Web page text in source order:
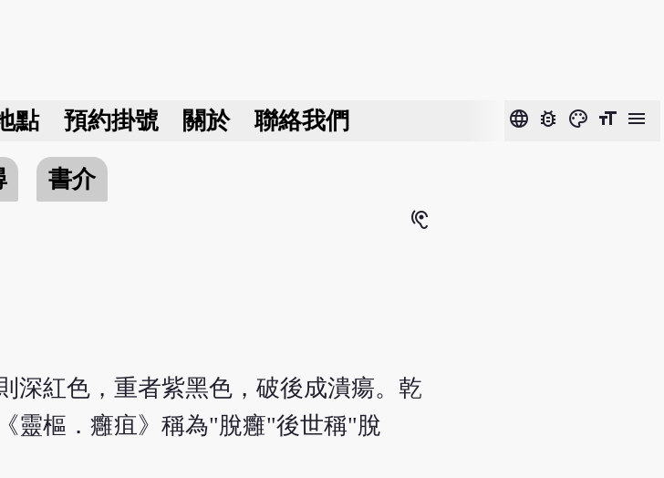
點 預約掛號 關於 聯絡我們 language bug_report color_lens format_size menu
書介
hearing
深紅色，重者紫黑色，破後成潰瘍。乾
靈樞．癰疽》稱為"脫癰"後世稱"脫